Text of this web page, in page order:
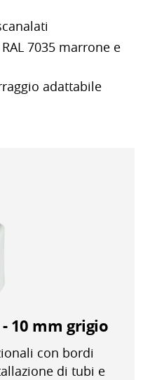
7035 marrone e
adattabile
resistente e
montato
retrattile
10 mm grigio
con bordi
di tubi e